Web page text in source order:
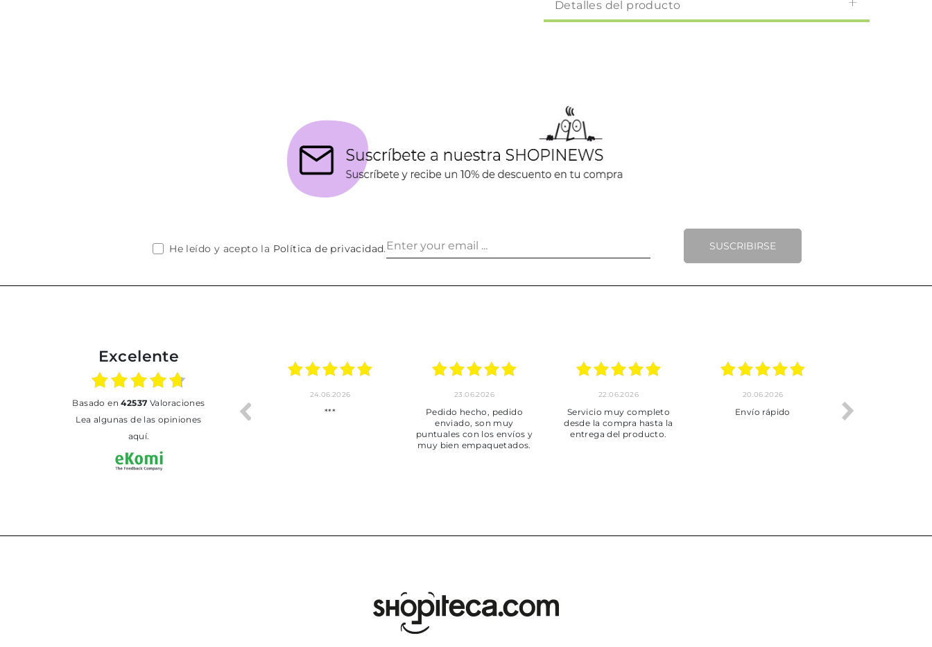
Detalles del producto
SUSCRIBIRSE
He leído y acepto la Política de privacidad.
Excelente
basado en42537 Valoraciones
Lea algunas de las opiniones
aquí.
24.06.2026
***
23.06.2026
Pedido hecho, pedido
enviado, son muy
puntuales con los envíos y
muy bien empaquetados.
22.06.2026
Servicio muy completo
desde la compra hasta la
entrega del producto.
20.06.2026
Envío rápido